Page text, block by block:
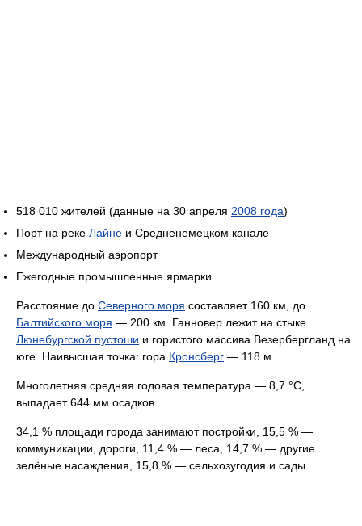
518 010 жителей (данные на 30 апреля 2008 года)
Порт на реке Лайне и Средненемецком канале
Международный аэропорт
Ежегодные промышленные ярмарки
Расстояние до Северного моря составляет 160 км, до
Балтийского моря — 200 км. Ганновер лежит на стыке
Люнебургской пустоши и гористого массива Везербергланд на
юге. Наивысшая точка: гора Кронсберг — 118 м.
Многолетняя средняя годовая температура — 8,7 °C,
выпадает 644 мм осадков.
34,1 % площади города занимают постройки, 15,5 % —
коммуникации, дороги, 11,4 % — леса, 14,7 % — другие
зелёные насаждения, 15,8 % — сельхозугодия и сады.